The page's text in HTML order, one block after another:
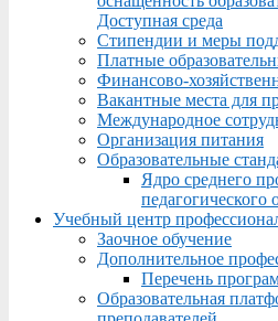
Доступная среда
Стипендии и меры
Платные
Финансово-
Вакантные места для
Международное
Организация питания
Образовательные
Ядро среднего
педагогического
Учебный центр
Заочное обучение
Дополнительное
Перечень
Образовательная